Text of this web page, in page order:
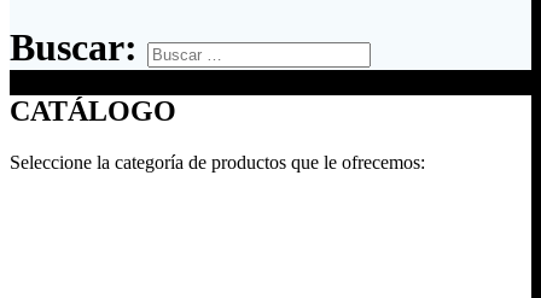
Buscar:
CATÁLOGO
Seleccione la categoría de productos que le ofrecemos: